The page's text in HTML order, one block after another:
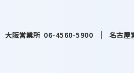
大阪営業所 06-4560-5900 名古屋